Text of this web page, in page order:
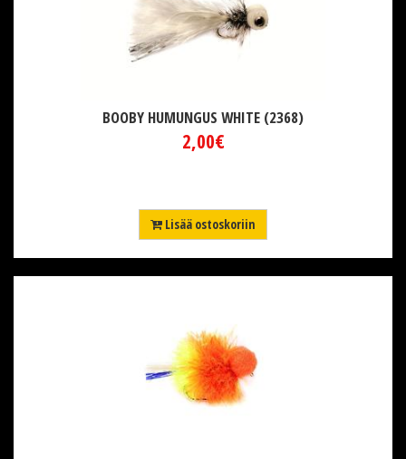
BOOBY HUMUNGUS WHITE (2368)
2,00€
Lisää ostoskoriin